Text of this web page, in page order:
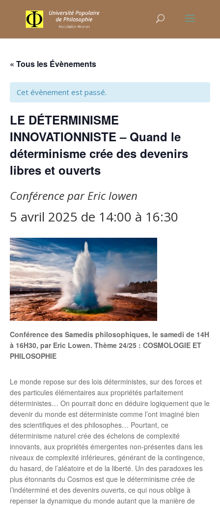
« Tous les Évènements
Cet évènement est passé.
LE DÉTERMINISME
INNOVATIONNISTE – Quand le
déterminisme crée des devenirs
libres et ouverts
Conférence par Eric lowen
5 avril 2025 de 14:00 à 16:30
Conférence des Samedis philosophiques, le samedi de 14H
à 16H30, par Eric Lowen. Thème 24/25 : COSMOLOGIE ET
PHILOSOPHIE
Le monde repose sur des lois déterministes, sur des forces et
des particules élémentaires aux propriétés parfaitement
déterministes… On pourrait donc en déduire logiquement que le
devenir du monde est déterministe comme l’ont imaginé bien
des scientifiques et des philosophes… Pourtant, ce
déterminisme naturel crée des échelons de complexité
innovants, aux propriétés émergentes non-présentes dans les
niveaux de complexité inférieures, générant de la contingence,
du hasard, de l’aléatoire et de la liberté. Un des paradoxes les
plus étonnants du Cosmos est que le déterminisme crée de
l’indéterminé et des devenirs ouverts, ce qui nous oblige à
repenser la dynamique du monde autant que la manière de